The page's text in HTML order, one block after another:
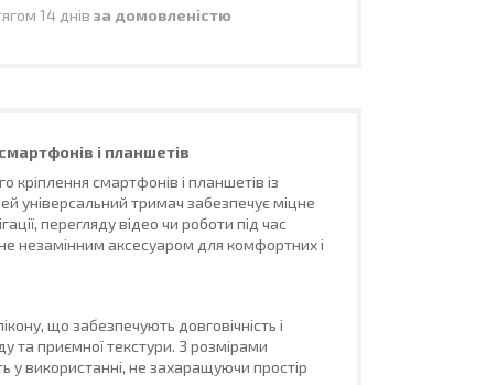
14 днів за домовленістю
і планшетів
кріплення смартфонів і планшетів із
універсальний тримач забезпечує міцне
перегляду відео чи роботи під час
незамінним аксесуаром для комфортних і
що забезпечують довговічність і
та приємної текстури. З розмірами
у використанні, не захаращуючи простір